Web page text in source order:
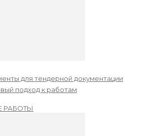
для тендерной документации
подход к работам
РАБОТЫ